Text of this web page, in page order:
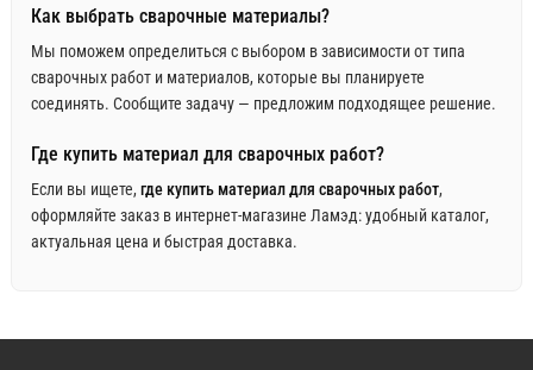
Как выбрать сварочные материалы?
Мы поможем определиться с выбором в зависимости от типа
сварочных работ и материалов, которые вы планируете
соединять. Сообщите задачу — предложим подходящее решение.
Где купить материал для сварочных работ?
Если вы ищете, где купить материал для сварочных работ,
оформляйте заказ в интернет‑магазине Ламэд: удобный каталог,
актуальная цена и быстрая доставка.